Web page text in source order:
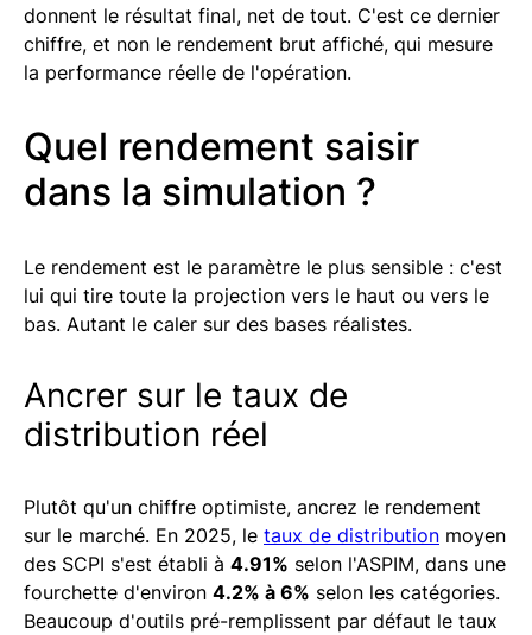
donnent le résultat final, net de tout. C'est ce dernier
chiffre, et non le rendement brut affiché, qui mesure
la performance réelle de l'opération.
Quel rendement saisir
dans la simulation ?
Le rendement est le paramètre le plus sensible : c'est
lui qui tire toute la projection vers le haut ou vers le
bas. Autant le caler sur des bases réalistes.
Ancrer sur le taux de
distribution réel
Plutôt qu'un chiffre optimiste, ancrez le rendement
sur le marché. En 2025, le taux de distribution moyen
des SCPI s'est établi à 4.91% selon l'ASPIM, dans une
fourchette d'environ 4.2% à 6% selon les catégories.
Beaucoup d'outils pré-remplissent par défaut le taux